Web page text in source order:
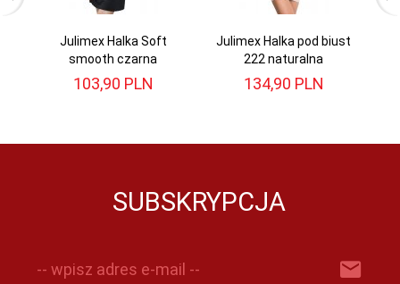
Julimex Halka Soft
smooth czarna
103,90 PLN
Julimex Halka pod biust
222 naturalna
134,90 PLN
SUBSKRYPCJA
-- wpisz adres e-mail --